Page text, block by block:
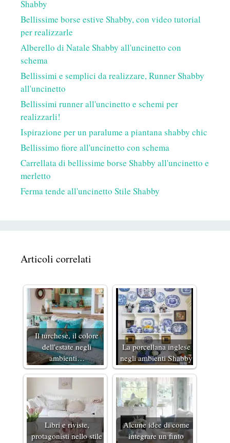
Shabby
Bellissime borse estive Shabby, con video tutorial
per realizzarle
Alberello di Natale Shabby all'uncinetto con
schema
Bellissimi e semplici da realizzare, Runner Shabby
all'uncinetto
Bellissimi runner all'uncinetto e schemi per
realizzarli!
Ispirazione per un paralume a piantana shabby chic
Bellissimo fiore all'uncinetto con schema
Carrellata di bellissime borse Shabby all'uncinetto e
merletto
Ferma tende all'uncinetto Stile Shabby
Articoli correlati
Il turchese, il colore
dell'estate negli
ambienti…
La porcellana inglese
negli ambienti Shabby
Libri e riviste,
protagonisti nello stile
Alcune idee di come
integrare un finto